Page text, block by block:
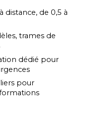
distance, de 0,5 à
trames de
dédié pour
pour